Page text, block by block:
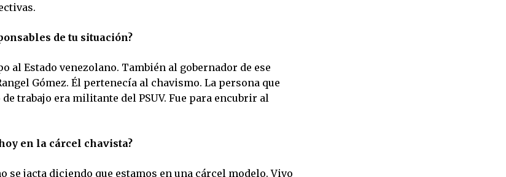
de tu situación?
al Estado venezolano. También al gobernador de ese
Gómez. Él pertenecía al chavismo. La persona que
trabajo era militante del PSUV. Fue para encubrir al
en la cárcel chavista?
se jacta diciendo que estamos en una cárcel modelo. Vivo